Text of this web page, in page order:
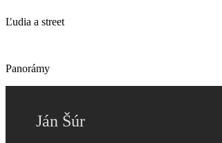
Ľudia a street
Panorámy
Ján Šúr